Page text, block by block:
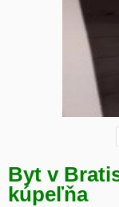
Byt v
kúpeľňa